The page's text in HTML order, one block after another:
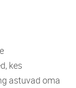
kes
astuvad oma